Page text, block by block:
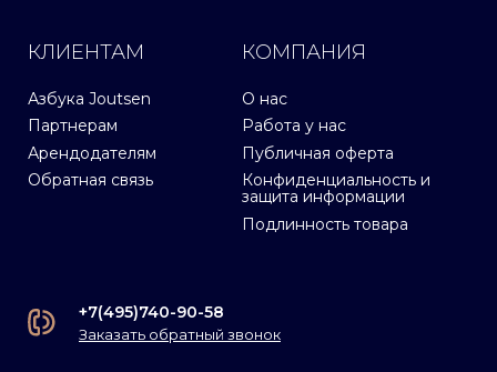
КЛИЕНТАМ
Азбука Joutsen
Партнерам
Арендодателям
Обратная связь
КОМПАНИЯ
О нас
Работа у нас
Публичная оферта
Конфиденциальность и
защита информации
Подлинность товара
+7(495)740-90-58
Заказать обратный звонок